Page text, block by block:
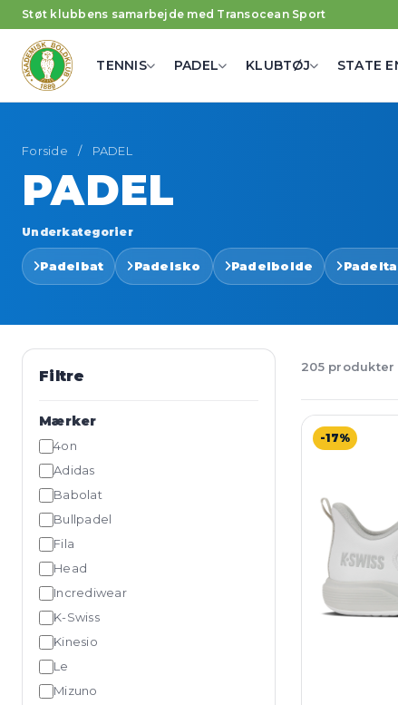
Støt klubbens samarbejde med Transocean Sport
TENNIS PADEL KLUBTØJ STATE
Forside / PADEL
PADEL
Underkategorier
Padelbat Padelsko Padelbolde
Filtre
Mærker
4on
Adidas
Babolat
Bullpadel
Fila
Head
Incrediwear
K-Swiss
Kinesio
Le
Mizuno
205 produkter
-17%